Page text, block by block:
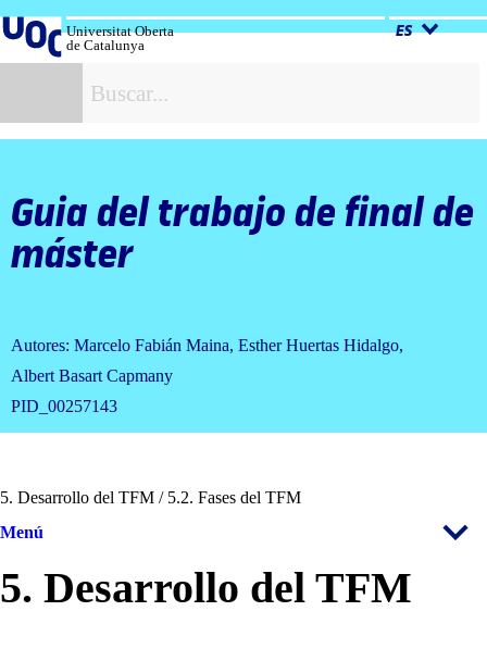
al
contenido
Universitat Oberta
de Catalunya
ES
Guia del trabajo de final de
máster
Autores: Marcelo Fabián Maina, Esther Huertas Hidalgo,
Albert Basart Capmany
PID_00257143
5. Desarrollo del TFM / 5.2. Fases del TFM
Menú
5. Desarrollo del TFM